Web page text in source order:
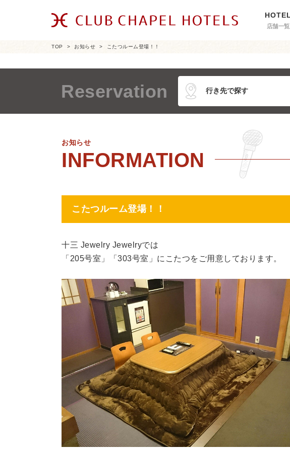
店舗一覧
TOP お知らせ こたつルーム登場！！
Reservation
お知らせ
こたつルーム登場！！
十三 Jewelry Jewelryでは
「205号室」「303号室」にこたつをご用意しております。